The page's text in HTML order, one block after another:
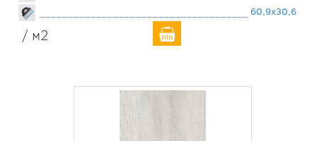
60,9x30,6
/ м2